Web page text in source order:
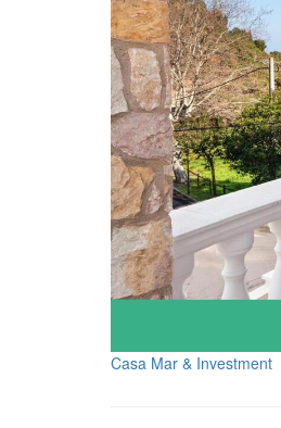
Casa Mar & Investment